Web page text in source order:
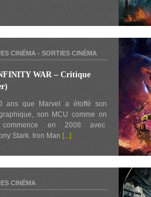
CINÉMA - SORTIES CINÉMA
WAR – Critique
ans que Marvel a étoffé son
son MCU comme on
commence en 2008 avec
Stark. Iron Man [...]
CINÉMA